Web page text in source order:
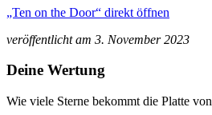
anzeigen
„Ten on the Door“ direkt öffnen
veröffentlicht am 3. November 2023
Deine Wertung
Wie viele Sterne bekommt die Platte